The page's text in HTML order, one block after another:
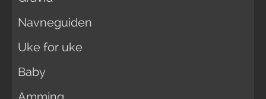
Navneguiden
Uke for uke
Baby